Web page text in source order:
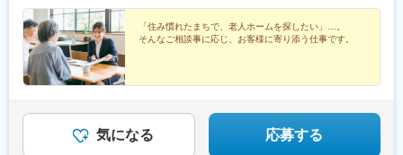
療事業・障がい福祉事業などを幅広く手がけております。
全国に約500以上の事業所、従業員約5,000名の規模で、医療・介
護・障がい福祉の3つのヘルスケア事業を融合し、地域住民の皆様
に提供することをビジョンに掲げています。 ここ数年で飛躍的に
事業所数が増え、スピード感を持って大きく成長していることを
実感できます。 成長過程にあるからこそ、「会社のこれから」を
医療・介護・障がい福祉の3つのヘルスケア事業を通して、地域
に“ヘルスケア”エコシステムの構築ができるように取り組んでいま
城県※受動喫煙対策：屋内禁煙／一部喫煙専用室あり※予定に合わ
せ執務スペースを予約できるアプリ導入※面談、見学対応など基本
直行直帰
山鼻１９条駅、新水前寺駅、北四番丁駅、岡山駅前駅、門田屋敷
駅、的場町駅、新宿西口駅、栄町駅(愛知県)、西１５丁目駅、電車
事業所前駅、東屯田通駅、郵便局前駅、中納言駅、広島駅
「住み慣れたまちで、老人ホームを探したい」…。
そんなご相談事に応じ、お客様に寄り添う仕事です。
気になる 応募する